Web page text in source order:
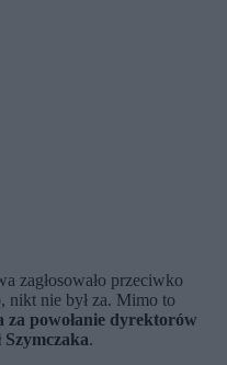
zagłosowało przeciwko
nikt nie był za. Mimo to
powołanie dyrektorów
.